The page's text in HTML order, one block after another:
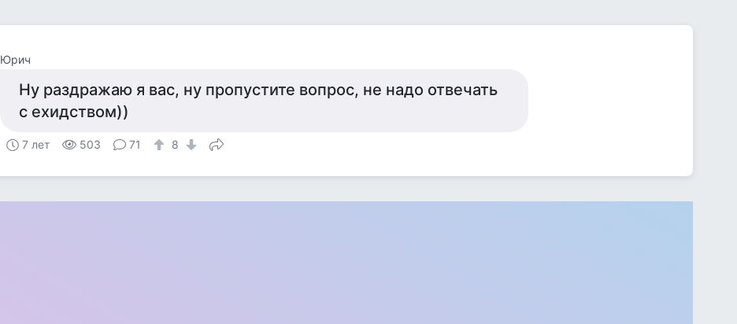
Юрич
Ну раздражаю я вас, ну пропустите вопрос, не надо отвечать
с ехидством))
7 лет 503 71 8